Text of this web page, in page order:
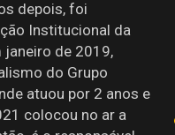
depois, foi
Institucional da
janeiro de 2019,
do Grupo
atuou por 2 anos e
colocou no ar a